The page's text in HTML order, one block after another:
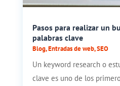
Pasos para realizar un
palabras clave
Blog,Entradas de web,SEO
Un keyword research o
clave es uno de los